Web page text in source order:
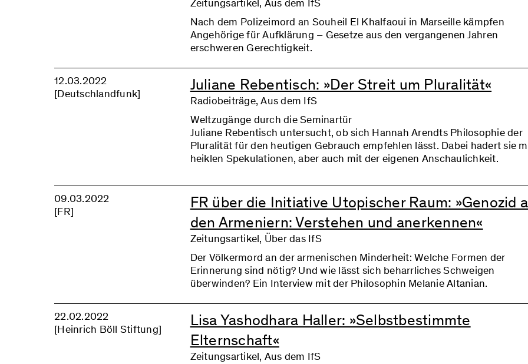
Zeitungsartikel, Aus dem IfS
Nach dem Polizeimord an Souheil El Khalfaoui in Marseille kämpfen
Angehörige für Aufklärung – Gesetze aus den vergangenen Jahren
erschweren Gerechtigkeit.
12.03.2022
[Deutschlandfunk]
Juliane Rebentisch: »Der Streit um Pluralität«
Radiobeiträge, Aus dem IfS
Weltzugänge durch die Seminartür
Juliane Rebentisch untersucht, ob sich Hannah Arendts Philosophie der
Pluralität für den heutigen Gebrauch empfehlen lässt. Dabei hadert sie
heiklen Spekulationen, aber auch mit der eigenen Anschaulichkeit.
09.03.2022
[FR]
FR über die Initiative Utopischer Raum: »Genozid
den Armeniern: Verstehen und anerkennen«
Zeitungsartikel, Über das IfS
Der Völkermord an der armenischen Minderheit: Welche Formen der
Erinnerung sind nötig? Und wie lässt sich beharrliches Schweigen
überwinden? Ein Interview mit der Philosophin Melanie Altanian.
22.02.2022
[Heinrich Böll Stiftung]
Lisa Yashodhara Haller: »Selbstbestimmte
Elternschaft«
Zeitungsartikel, Aus dem IfS